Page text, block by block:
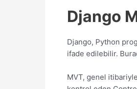
Django
Django, Python
ifade edilebilir.
MVT, genel